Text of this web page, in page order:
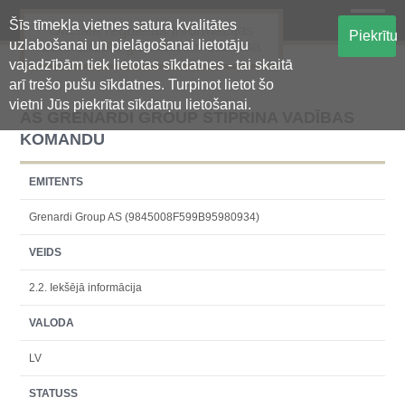
Šīs tīmekļa vietnes satura kvalitātes
uzlabošanai un pielāgošanai lietotāju
vajadzībām tiek lietotas sīkdatnes - tai skaitā
arī trešo pušu sīkdatnes. Turpinot lietot šo
vietni Jūs piekrītat sīkdatņu lietošanai.
Piekrītu
Oficiālā regulētās informācijas
centralizētā glabāšanas sistēma
AS GRENARDI GROUP STIPRINA VADĪBAS
KOMANDU
EMITENTS
Grenardi Group AS (9845008F599B95980934)
VEIDS
2.2. Iekšējā informācija
VALODA
LV
STATUSS